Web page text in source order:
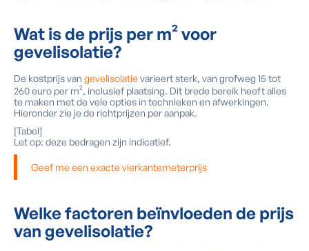
Wat is de prijs per m² voor
gevelisolatie?
De kostprijs van gevelisolatievarieert sterk, van grofweg 15 tot
260 euro per m², inclusief plaatsing. Dit brede bereik heeft alles
te maken met de vele opties in technieken en afwerkingen.
Hieronder zie je de richtprijzen per aanpak.
[Tabel]
Let op: deze bedragen zijn indicatief.
Geef me een exacte vierkantemeterprijs
Welke factoren beïnvloeden de prijs
van gevelisolatie?